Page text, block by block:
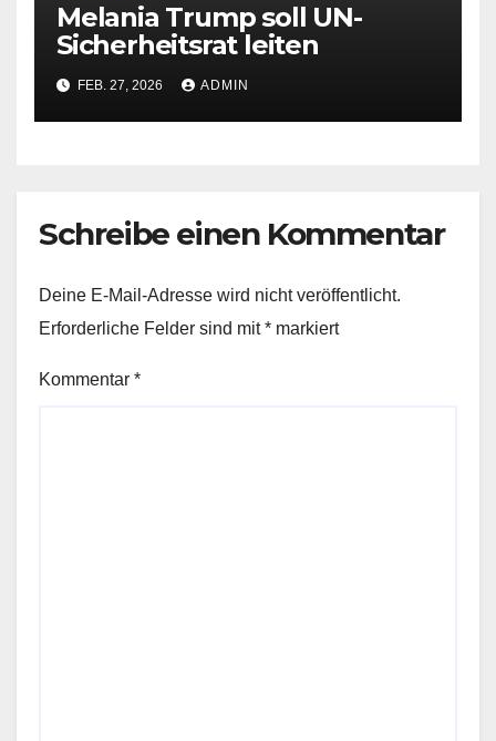
Melania Trump soll UN-
Sicherheitsrat leiten
FEB. 27, 2026 ADMIN
Schreibe einen Kommentar
Deine E-Mail-Adresse wird nicht veröffentlicht.
Erforderliche Felder sind mit* markiert
Kommentar *